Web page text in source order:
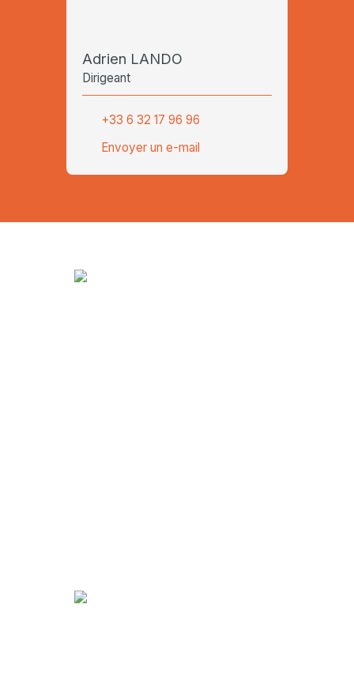
Adrien LANDO
Dirigeant
+33 6 32 17 96 96
Envoyer un e-mail